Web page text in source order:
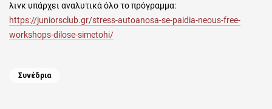
λινκ υπάρχει αναλυτικά όλο το πρόγραμμα:
https://juniorsclub.gr/stress-autoanosa-se-paidia-neous-free-
workshops-dilose-simetohi/
Categories
Συνέδρια